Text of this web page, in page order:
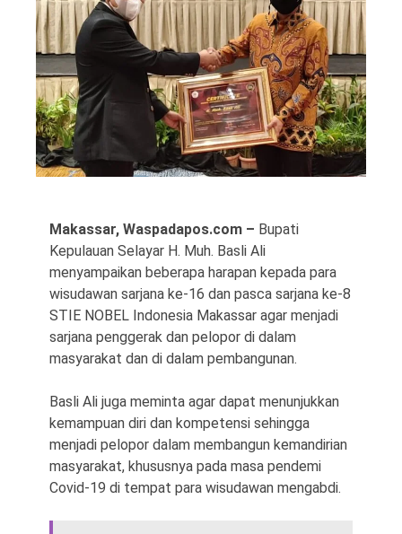
Copyright
Theme
Makassar, Waspadapos.com – Bupati
Kepulauan Selayar H. Muh. Basli Ali
menyampaikan beberapa harapan kepada para
wisudawan sarjana ke-16 dan pasca sarjana ke-8
STIE NOBEL Indonesia Makassar agar menjadi
sarjana penggerak dan pelopor di dalam
masyarakat dan di dalam pembangunan.
Basli Ali juga meminta agar dapat menunjukkan
kemampuan diri dan kompetensi sehingga
menjadi pelopor dalam membangun kemandirian
masyarakat, khususnya pada masa pendemi
Covid-19 di tempat para wisudawan mengabdi.